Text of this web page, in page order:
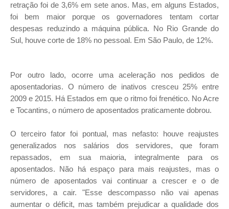
retração foi de 3,6% em sete anos. Mas, em alguns Estados,
foi bem maior porque os governadores tentam cortar
despesas reduzindo a máquina pública. No Rio Grande do
Sul, houve corte de 18% no pessoal. Em São Paulo, de 12%.
Por outro lado, ocorre uma aceleração nos pedidos de
aposentadorias. O número de inativos cresceu 25% entre
2009 e 2015. Há Estados em que o ritmo foi frenético. No Acre
e Tocantins, o número de aposentados praticamente dobrou.
O terceiro fator foi pontual, mas nefasto: houve reajustes
generalizados nos salários dos servidores, que foram
repassados, em sua maioria, integralmente para os
aposentados. Não há espaço para mais reajustes, mas o
número de aposentados vai continuar a crescer e o de
servidores, a cair. "Esse descompasso não vai apenas
aumentar o déficit, mas também prejudicar a qualidade dos